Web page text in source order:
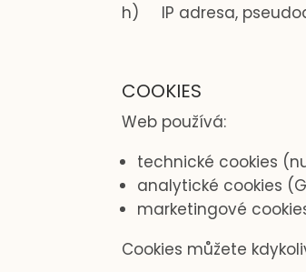
h) IP adresa,
COOKIES
Web používá:
technické cookies
analytické cookies
marketingové
Cookies můžete